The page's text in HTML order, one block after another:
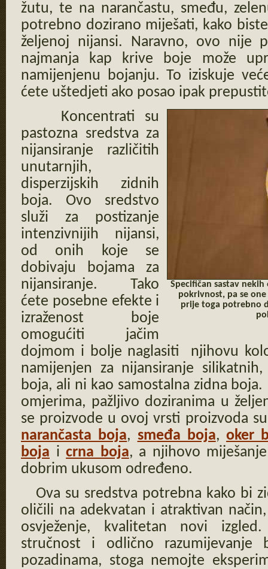
žutu, te na narančastu, smeđu,
potrebno dozirano miješati, kako
željenoj nijansi. Naravno, ovo nije
najmanja kap krive boje može
namijenjenu bojanju. To iziskuje
ćete uštedjeti ako posao ipak
Specifičan sastav
pokrivnost, pa se
prije toga potrebno
Koncentrati su
pastozna sredstva za
nijansiranje različitih
unutarnjih,
disperzijskih zidnih
boja. Ovo sredstvo
služi za postizanje
intenzivnijih nijansi,
od onih koje se
dobivaju bojama za
nijansiranje. Tako
ćete posebne efekte i
izraženost boje
omogućiti jačim
dojmom i bolje naglasiti njihovu
namijenjen za nijansiranje
boja, ali ni kao samostalna zidna
omjerima, pažljivo doziranima u
se proizvode u ovoj vrsti proizvoda
narančasta boja, smeđa boja, oker
boja icrna boja, a njihovo
dobrim ukusom određeno.
Ova su sredstva potrebna kako bi
oličili na adekvatan i atraktivan
osvježenje, kvalitetan novi
stručnost i odlično razumijevanje
pozadinama, stoga nemojte